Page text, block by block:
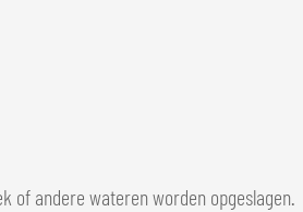
of andere wateren worden opgeslagen.